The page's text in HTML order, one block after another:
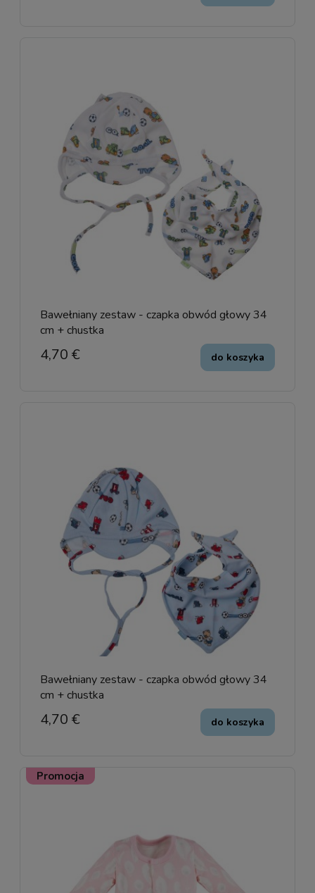
Bawełniany zestaw - czapka obwód głowy 34
cm + chustka
4,70 € do koszyka
Bawełniany zestaw - czapka obwód głowy 34
cm + chustka
4,70 € do koszyka
Promocja